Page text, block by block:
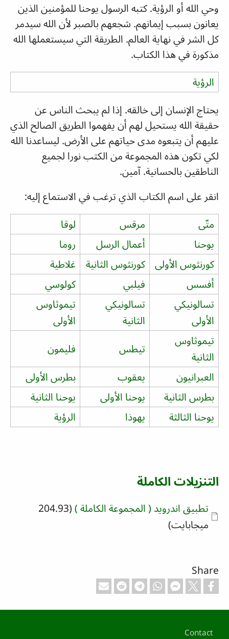
وحي الله أو الرؤية. كتبه الرسول يوحنا للمؤمنين الذين
يعانون بسبب إيمانهم. شجعهم بالصبر لأن الله سيدمر
كل الشر في نهاية العالم. الطريقة التي سيستعملها الله
مذكورة في هذا الكتاب.
الرؤية
يحتاج الإنسان إلى خالقه. إذا لم يبحث الناس عن
حقيقة الله يستحيل لهم أن يفهموا الطريق الصالح الذي
عليهم أن يتبعوه مدى حياتهم على الأرض. ليساعدنا الله
لكي تكون هذه المجموعة من الكتب نورا لجميع
الناطقين بالحسانية. آمين.
انقر على اسم الكتاب الذي ترغب في الاستماع إليه:
متّى مرقس
لوقا
يوحنا
أعمال الرسل
روما
كورنثوس الأولى
كورنثوس الثانية
غلاطية
أفسس
فيلبي
كولوسي
تسالونيكي
الأولى
تسالونيكي
الثانية
تيموثاوس
الأولى
تيموثاوس
الثانية
تيطس فليمون
العبرانيون يعقوب
بطرس الأولى
بطرس الثانية
يوحنا الأولى
يوحنا الثانية
يوحنا الثالثة
يهوذا الرؤية
التنزيلات الكاملة
Document
تطبيق اندرويد ( المجموعة الكاملة ) (204.93
ميجابايت)
Share
Footer
Contact